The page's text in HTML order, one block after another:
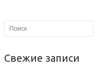
Свежие записи